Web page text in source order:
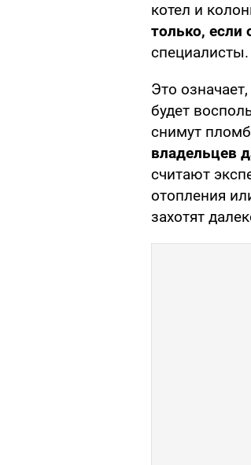
котел и
только, если
специалисты.
Это
будет
снимут
владельцев
считают
отопления
захотят